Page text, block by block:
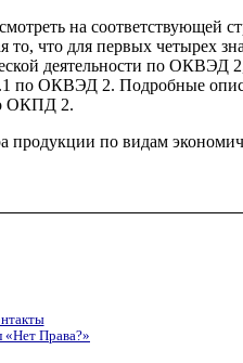
на соответствующей
что для первых четырех
деятельности по ОКВЭД 2,
по ОКВЭД 2. Подробные
ОКПД 2.
продукции по видам
«Нет Права?»